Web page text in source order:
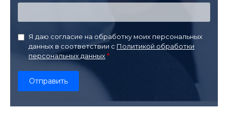
Я даю согласие на обработку моих персональных
данных в соответствии с Политикой обработки
персональных данных